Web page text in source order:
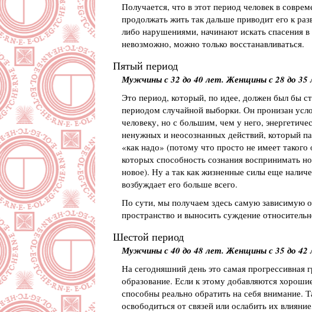
Получается, что в этот период человек в
продолжать жить так дальше приводит его к
либо нарушениями, начинают искать спасения
невозможно, можно только восстанавливаться.
Пятый период
Мужчины с 32 до 40 лет. Женщины с 28 до 35
Это период, который, по идее, должен был бы
периодом случайной выборки. Он пронизан
человеку, но с большим, чем у него,
ненужных и неосознанных действий, который
«как надо» (потому что просто не имеет
которых способность сознания воспринимать
новое). Ну а так как жизненные силы еще
возбуждает его больше всего.
По сути, мы получаем здесь самую зависимую
пространство и выносить суждение
Шестой период
Мужчины с 40 до 48 лет. Женщины с 35 до 42
На сегодняшний день это самая
образование. Если к этому добавляются
способны реально обратить на себя внимание.
освободиться от связей или ослабить их